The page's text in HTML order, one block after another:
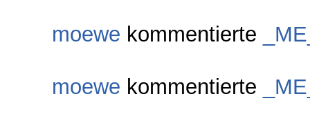
moewe kommentierte
moewe kommentierte